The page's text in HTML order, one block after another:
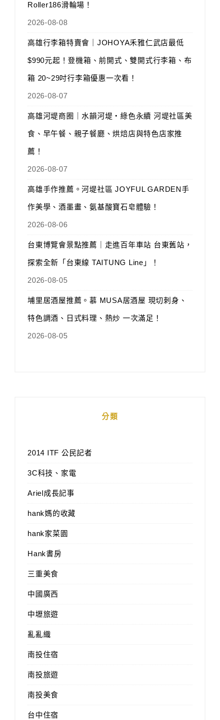
Roller186滑輪場！
2026-08-08
高雄行李箱特賣會｜JOHOYA禾雅仁武店最低
$990元起！登機箱、前開式、雙開式行李箱、布
箱 20~29吋行李箱優惠一次看！
2026-08-07
高雄河堤商圈｜水韻河堤‧綠色永續 河堤社區美
食、早午餐、親子餐廳、烘焙店與特色店家推
薦！
2026-08-07
高雄手作推薦。河堤社區 JOYFUL GARDEN手
作美學、酒墨畫、氨基酸寶石皂體驗！
2026-08-06
台東博覽會景點推薦｜走進百年車站 台東舊站，
探索全新「台東線 TAITUNG Line」！
2026-08-05
埔里居酒屋推薦。慕 MUSA居酒屋 現切刺身、
特色調酒、日式料理、熱炒 一次滿足！
2026-08-05
分類
2014 ITF 公民記者
3C科技、家電
Ariel成長記事
hank媽的收藏
hank家菜園
Hank書房
三重美食
中國廣西
中壢旅遊
亂亂織
南投住宿
南投旅遊
南投美食
台中住宿